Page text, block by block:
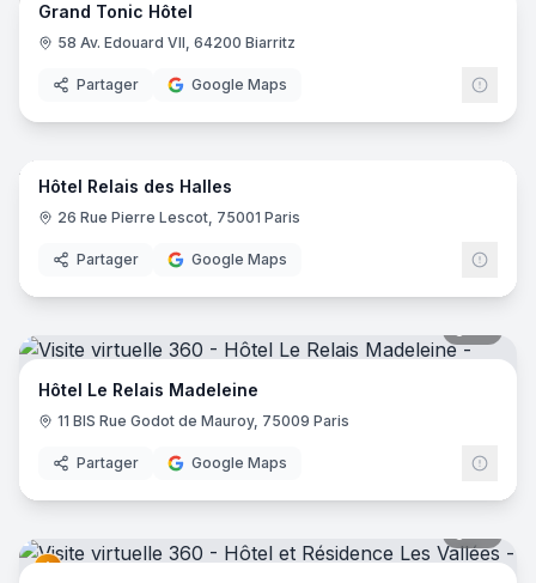
Grand Tonic Hôtel
58 Av. Edouard VII, 64200 Biarritz
Partager Google Maps
17
Hôtel Relais des Halles
26 Rue Pierre Lescot, 75001 Paris
Partager Google Maps
Hôtel Le Relais Madeleine
11 BIS Rue Godot de Mauroy, 75009 Paris
Partager Google Maps